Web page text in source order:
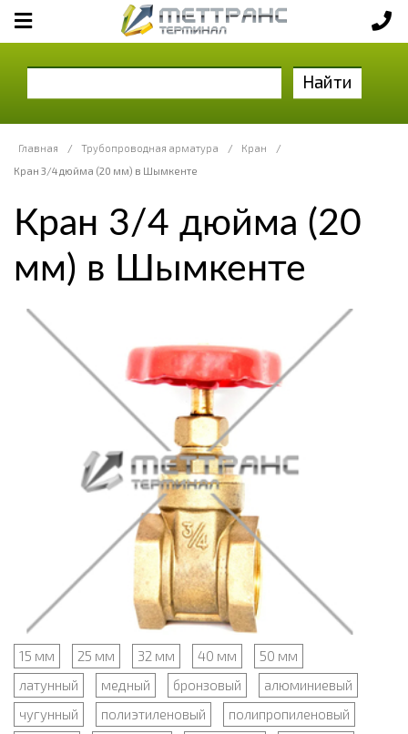
Найти
Главная / Трубопроводная арматура / Кран
/
Кран 3/4 дюйма (20 мм) в Шымкенте
Кран 3/4 дюйма (20
мм) в Шымкенте
15 мм 25 мм 32 мм 40 мм
50 мм
латунный
медный бронзовый
алюминиевый
чугунный
полиэтиленовый
полипропиленовый